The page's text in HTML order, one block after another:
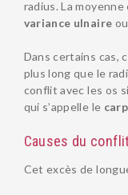
radius. La
variance ulnaire
Dans certains cas,
plus long que le
conflit avec les os
qui s’appelle le
Causes du conflit
Cet excès de